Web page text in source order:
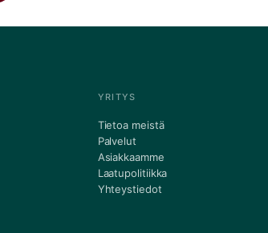
YRITYS
Tietoa meistä
Palvelut
Asiakkaamme
Laatupolitiikka
Yhteystiedot